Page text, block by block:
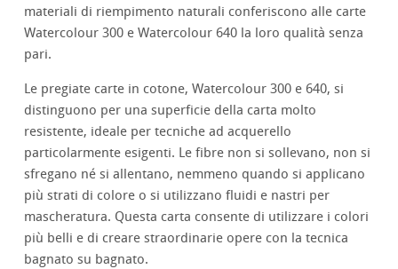
materiali di riempimento naturali conferiscono alle carte
Watercolour 300 e Watercolour 640 la loro qualità senza
pari.
Le pregiate carte in cotone, Watercolour 300 e 640, si
distinguono per una superficie della carta molto
resistente, ideale per tecniche ad acquerello
particolarmente esigenti. Le fibre non si sollevano, non si
sfregano né si allentano, nemmeno quando si applicano
più strati di colore o si utilizzano fluidi e nastri per
mascheratura. Questa carta consente di utilizzare i colori
più belli e di creare straordinarie opere con la tecnica
bagnato su bagnato.